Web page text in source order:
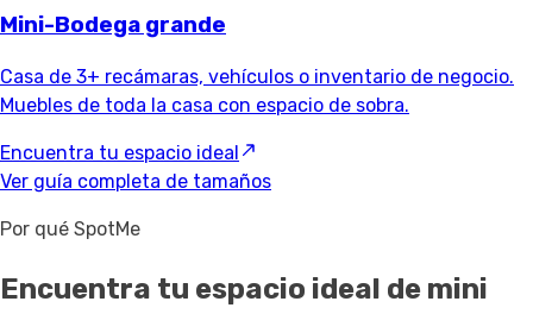
Mini-Bodega grande
Casa de 3+ recámaras, vehículos o inventario de negocio.
Muebles de toda la casa con espacio de sobra.
Encuentra tu espacio ideal
Ver guía completa de tamaños
Por qué SpotMe
Encuentra tu espacio ideal de mini